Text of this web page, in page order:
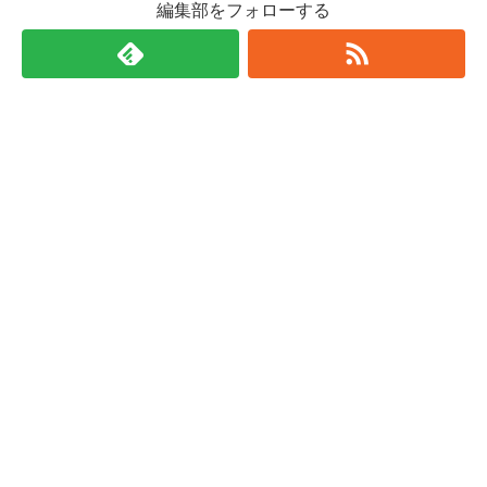
編集部をフォローする